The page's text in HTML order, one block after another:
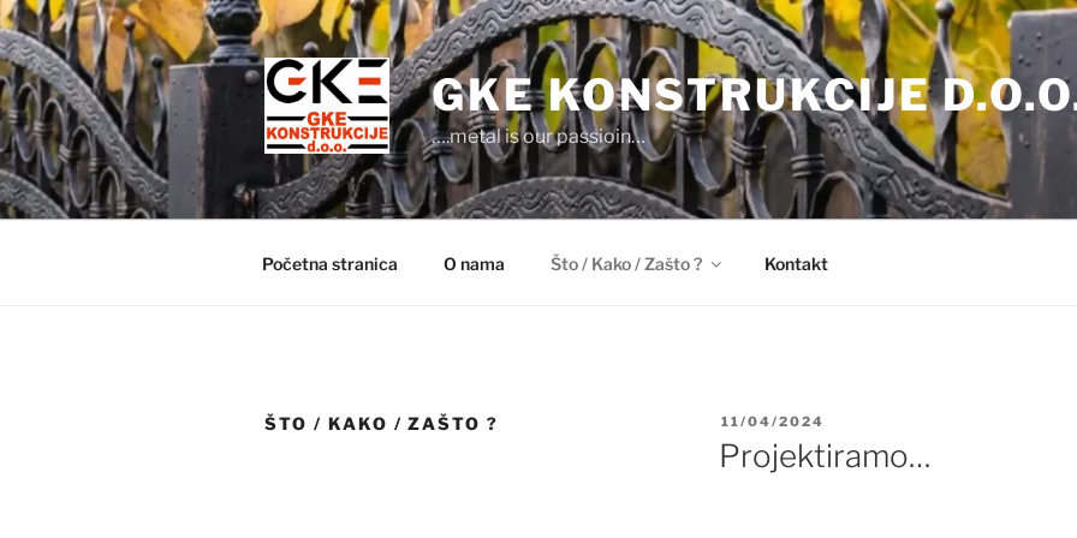
Preskoči
na
sadržaj
GKE KONSTRUKCIJE
….metal is our passioin…
Početna stranica O nama Što / Kako / Zašto ? Kontakt
ŠTO / KAKO / ZAŠTO ? OBJAVLJENO
11/04/2024
Projektiramo…